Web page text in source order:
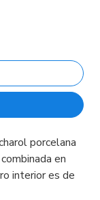
porcelana
en
interior es de